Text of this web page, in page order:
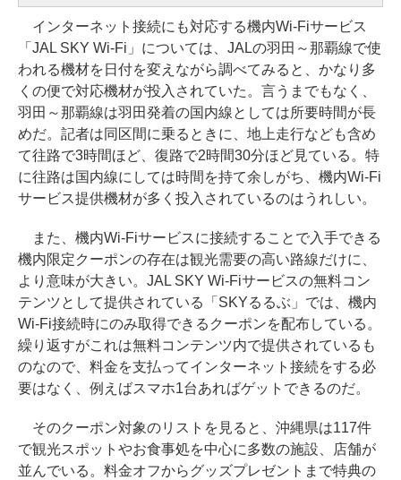
インターネット接続にも対応する機内Wi-Fiサービス
「JAL SKY Wi-Fi」については、JALの羽田～那覇線で使
われる機材を日付を変えながら調べてみると、かなり多
くの便で対応機材が投入されていた。言うまでもなく、
羽田～那覇線は羽田発着の国内線としては所要時間が長
めだ。記者は同区間に乗るときに、地上走行なども含め
て往路で3時間ほど、復路で2時間30分ほど見ている。特
に往路は国内線にしては時間を持て余しがち、機内Wi-Fi
サービス提供機材が多く投入されているのはうれしい。
また、機内Wi-Fiサービスに接続することで入手できる
機内限定クーポンの存在は観光需要の高い路線だけに、
より意味が大きい。JAL SKY Wi-Fiサービスの無料コン
テンツとして提供されている「SKYるるぶ」では、機内
Wi-Fi接続時にのみ取得できるクーポンを配布している。
繰り返すがこれは無料コンテンツ内で提供されているも
のなので、料金を支払ってインターネット接続をする必
要はなく、例えばスマホ1台あればゲットできるのだ。
そのクーポン対象のリストを見ると、沖縄県は117件
で観光スポットやお食事処を中心に多数の施設、店舗が
並んでいる。料金オフからグッズプレゼントまで特典の